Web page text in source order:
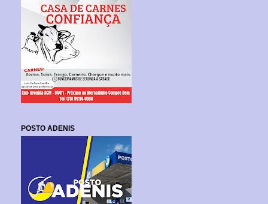
POSTO ADENIS